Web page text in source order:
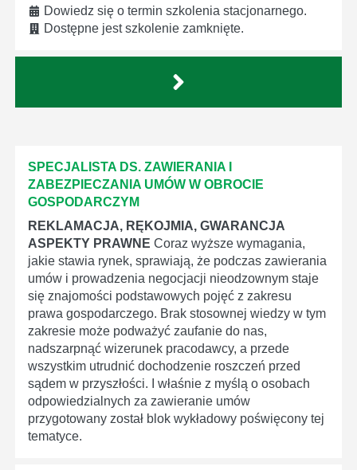
Dowiedz się o termin szkolenia stacjonarnego.
Dostępne jest szkolenie zamknięte.
SPECJALISTA DS. ZAWIERANIA I
ZABEZPIECZANIA UMÓW W OBROCIE
GOSPODARCZYM
REKLAMACJA, RĘKOJMIA, GWARANCJA
ASPEKTY PRAWNE Coraz wyższe wymagania,
jakie stawia rynek, sprawiają, że podczas zawierania
umów i prowadzenia negocjacji nieodzownym staje
się znajomości podstawowych pojęć z zakresu
prawa gospodarczego. Brak stosownej wiedzy w tym
zakresie może podważyć zaufanie do nas,
nadszarpnąć wizerunek pracodawcy, a przede
wszystkim utrudnić dochodzenie roszczeń przed
sądem w przyszłości. I właśnie z myślą o osobach
odpowiedzialnych za zawieranie umów
przygotowany został blok wykładowy poświęcony tej
tematyce.